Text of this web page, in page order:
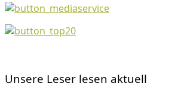
Unsere Leser lesen aktuell